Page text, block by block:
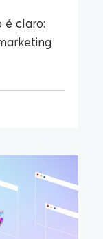
é claro: